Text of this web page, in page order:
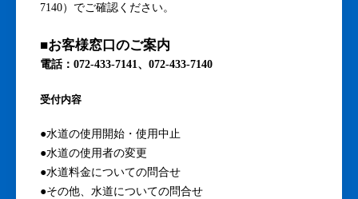
7140）でご確認ください。
■お客様窓口のご案内
電話：072-433-7141、072-433-7140
受付内容
●水道の使用開始・使用中止
●水道の使用者の変更
●水道料金についての問合せ
●その他、水道についての問合せ